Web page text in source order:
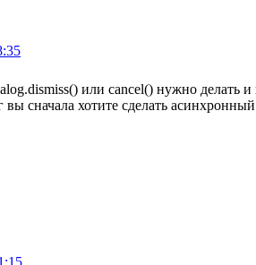
или cancel() нужно делать
вы сначала хотите сделать